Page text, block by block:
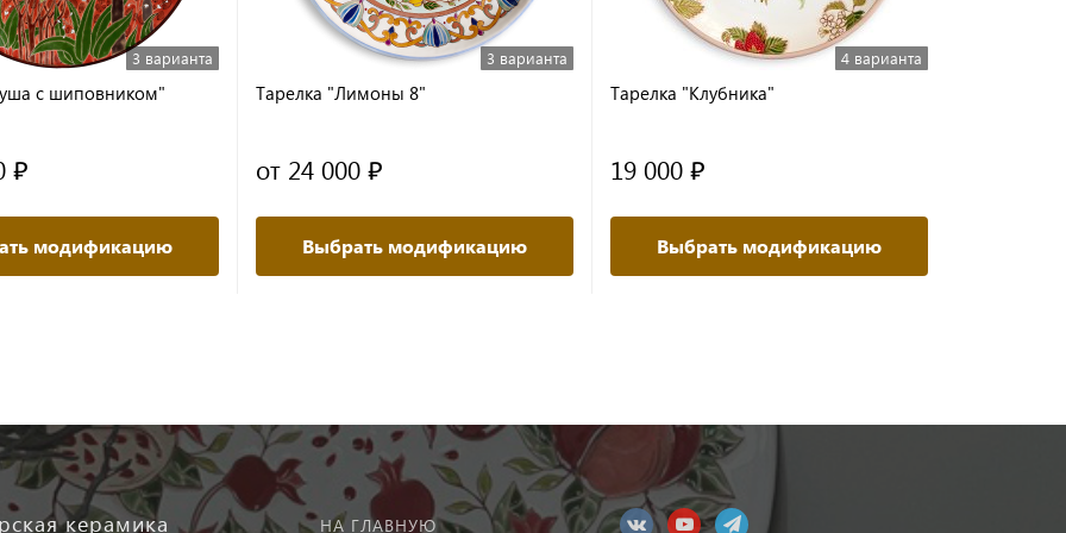
3 варианта
с шиповником"
₽
модификацию
3 варианта
Тарелка "Лимоны 8"
от 24 000 ₽
Выбрать модификацию
4 варианта
Тарелка "Клубника"
19 000 ₽
Выбрать модификацию
керамика НА ГЛАВНУЮ